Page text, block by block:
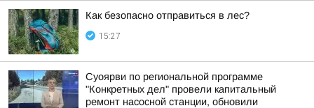
Как безопасно отправиться в лес?
15:27
Суоярви по региональной программе
"Конкретных дел" провели капитальный
ремонт насосной станции, обновили